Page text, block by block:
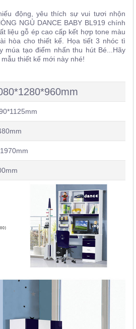
động, yêu thích sự vui tươi nhộn
NGỦ DANCE BABY BL919 chính
liệu gỗ ép cao cấp kết hợp tone màu
hòa cho thiết kế. Họa tiết 3 nhóc tì
múa tạo điểm nhấn thu hút Bé...Hãy
thiết kế mới này nhé!